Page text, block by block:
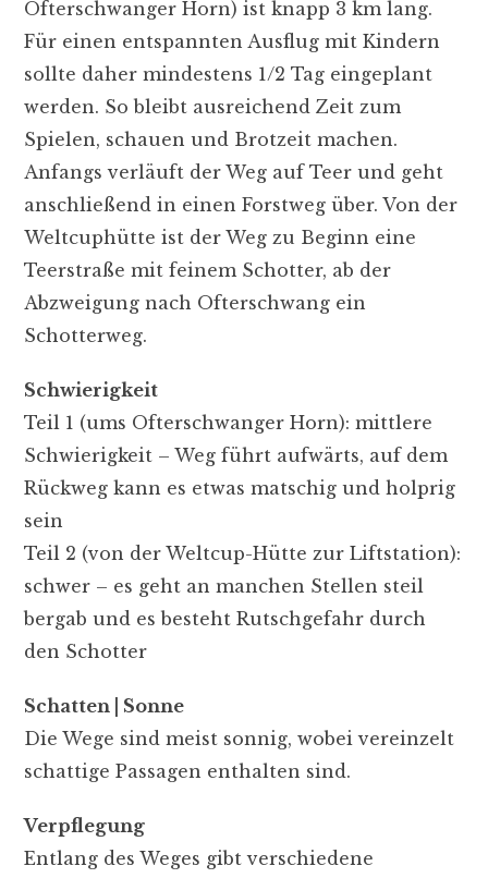
Ofterschwanger Horn) ist knapp 3 km lang.
Für einen entspannten Ausflug mit Kindern
sollte daher mindestens 1/2 Tag eingeplant
werden. So bleibt ausreichend Zeit zum
Spielen, schauen und Brotzeit machen.
Anfangs verläuft der Weg auf Teer und geht
anschließend in einen Forstweg über. Von der
Weltcuphütte ist der Weg zu Beginn eine
Teerstraße mit feinem Schotter, ab der
Abzweigung nach Ofterschwang ein
Schotterweg.
Schwierigkeit
Teil 1 (ums Ofterschwanger Horn): mittlere
Schwierigkeit – Weg führt aufwärts, auf dem
Rückweg kann es etwas matschig und holprig
sein
Teil 2 (von der Weltcup-Hütte zur Liftstation):
schwer – es geht an manchen Stellen steil
bergab und es besteht Rutschgefahr durch
den Schotter
Schatten | Sonne
Die Wege sind meist sonnig, wobei vereinzelt
schattige Passagen enthalten sind.
Verpflegung
Entlang des Weges gibt verschiedene